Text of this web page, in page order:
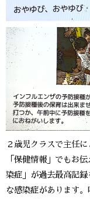
２歳児クラスで主任
「保健情報」でもお
染症」が過去最高記
な感染症があります